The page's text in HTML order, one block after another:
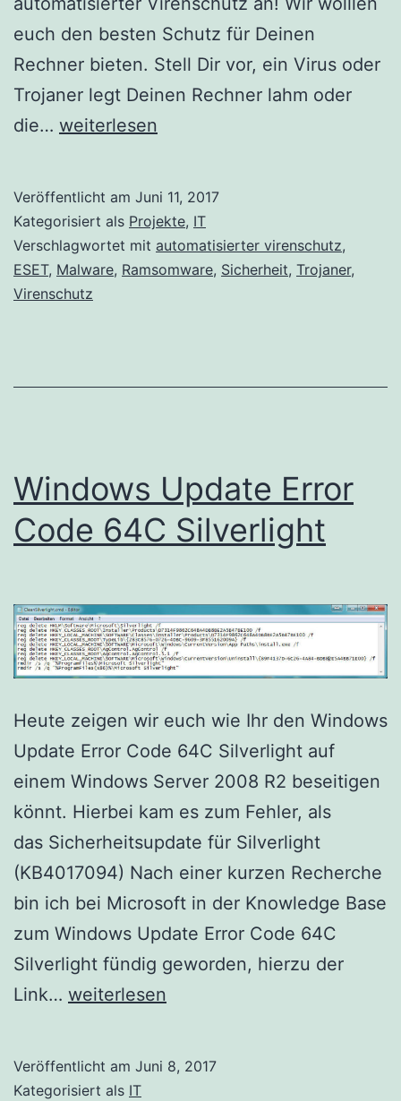
euch den besten Schutz für Deinen
Rechner bieten. Stell Dir vor, ein Virus oder
Trojaner legt Deinen Rechner lahm oder
die… automatisierter
weiterlesen
Veröffentlicht am Juni 11, 2017
Kategorisiert als Projekte, IT
Verschlagwortet mit automatisierter virenschutz,
ESET, Malware, Ramsomware, Sicherheit, Trojaner,
Virenschutz
Windows Update Error
Code 64C Silverlight
Heute zeigen wir euch wie Ihr den Windows
Update Error Code 64C Silverlight auf
einem Windows Server 2008 R2 beseitigen
könnt. Hierbei kam es zum Fehler, als
das Sicherheitsupdate für Silverlight
(KB4017094) Nach einer kurzen Recherche
bin ich bei Microsoft in der Knowledge Base
zum Windows Update Error Code 64C
Silverlight fündig geworden, hierzu der
Link… Windows
Code
weiterlesen
Veröffentlicht am Juni 8, 2017
Kategorisiert als IT